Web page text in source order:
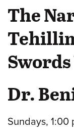
The
Dr.
Sundays, 1:00